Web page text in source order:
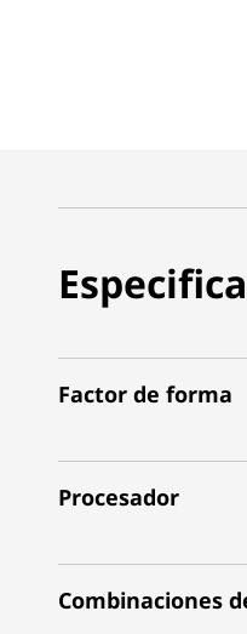
Factor de forma
Procesador
Combinaciones